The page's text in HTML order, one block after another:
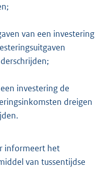
van een investering
investering de
dreigen
informeert het
van tussentijdse